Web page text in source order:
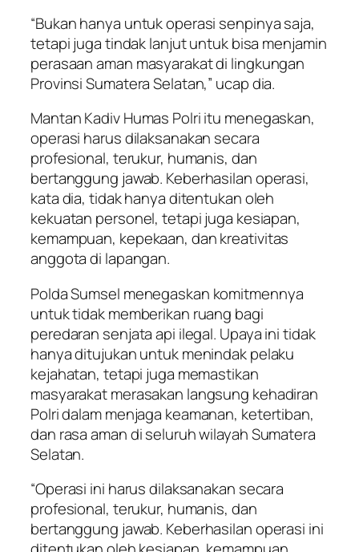
“Bukan hanya untuk operasi senpinya saja,
tetapi juga tindak lanjut untuk bisa menjamin
perasaan aman masyarakat di lingkungan
Provinsi Sumatera Selatan,” ucap dia.
Mantan Kadiv Humas Polri itu menegaskan,
operasi harus dilaksanakan secara
profesional, terukur, humanis, dan
bertanggung jawab. Keberhasilan operasi,
kata dia, tidak hanya ditentukan oleh
kekuatan personel, tetapi juga kesiapan,
kemampuan, kepekaan, dan kreativitas
anggota di lapangan.
Polda Sumsel menegaskan komitmennya
untuk tidak memberikan ruang bagi
peredaran senjata api ilegal. Upaya ini tidak
hanya ditujukan untuk menindak pelaku
kejahatan, tetapi juga memastikan
masyarakat merasakan langsung kehadiran
Polri dalam menjaga keamanan, ketertiban,
dan rasa aman di seluruh wilayah Sumatera
Selatan.
“Operasi ini harus dilaksanakan secara
profesional, terukur, humanis, dan
bertanggung jawab. Keberhasilan operasi ini